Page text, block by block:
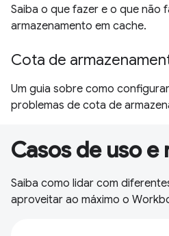
Saiba o que fazer e o que não
armazenamento em cache.
Cota de
Um guia sobre como
problemas de cota de
Casos de uso
Saiba como lidar com
aproveitar ao máximo o